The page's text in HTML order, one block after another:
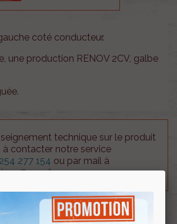
coté conducteur.
une production RENOV 2CV, galbe
technique sur le produit
à contacter notre service
277 154 ou par mail à
.